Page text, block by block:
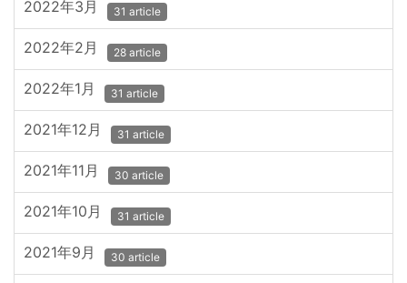
2022年3月 31 article
2022年2月 28 article
2022年1月 31 article
2021年12月 31 article
2021年11月 30 article
2021年10月 31 article
2021年9月 30 article